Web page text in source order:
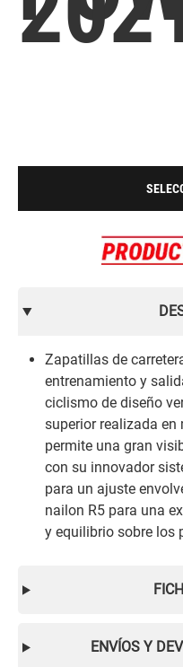
Zapatillas de
entrenamiento y
ciclismo de diseño
superior realizada en
permite una gran
con su innovador
para un ajuste
nailon R5 para una
y equilibrio sobre los
ENVÍOS Y